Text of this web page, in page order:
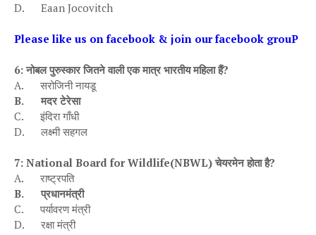
D.
Eaan Jocovitch
Please like us on facebook & join our facebook grouP
6: नोबल पुरुस्कार जितने वाली एक मात्र भारतीय महिला हैं?
A.
सरोजिनी नायडू
B.
मदर टेरेसा
C.
इंदिरा गाँधी
D.
लक्ष्मी सहगल
7: National Board for Wildlife(NBWL) चेयरमेन होता है?
A.
राष्ट्रपति
B.
प्रधानमंत्री
C.
पर्यावरण मंत्री
D.
रक्षा मंत्री